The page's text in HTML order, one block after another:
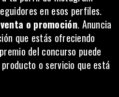
en esos perfiles.
o promoción. Anuncia
que estás ofreciendo
del concurso puede
o servicio que está